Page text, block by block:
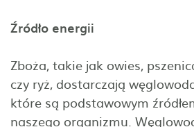
Źródło energii
Zboża, takie jak owies,
czy ryż, dostarczają
które są podstawowym
naszego organizmu.